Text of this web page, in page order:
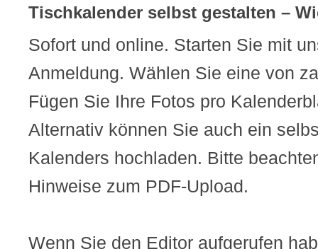
Tischkalender selbst gestalten –
Sofort und online. Starten Sie mit
Anmeldung. Wählen Sie eine von
Fügen Sie Ihre Fotos pro
Alternativ können Sie auch ein
Kalenders hochladen. Bitte
Hinweise zum PDF-Upload.
Wenn Sie den Editor aufgerufen